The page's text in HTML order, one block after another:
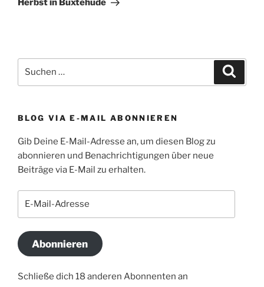
Herbst in Buxtehude
nach:
BLOG VIA E-MAIL ABONNIEREN
Gib Deine E-Mail-Adresse an, um diesen Blog zu
abonnieren und Benachrichtigungen über neue
Beiträge via E-Mail zu erhalten.
Abonnieren
Schließe dich 18 anderen Abonnenten an